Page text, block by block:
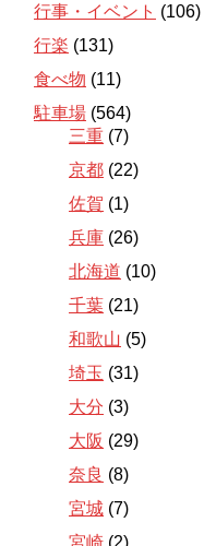
行事・イベント (106)
行楽 (131)
食べ物 (11)
駐車場 (564)
三重 (7)
京都 (22)
佐賀 (1)
兵庫 (26)
北海道 (10)
千葉 (21)
和歌山 (5)
埼玉 (31)
大分 (3)
大阪 (29)
奈良 (8)
宮城 (7)
宮崎 (2)